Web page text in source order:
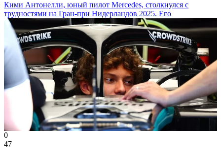
Кими Антонелли, юный пилот Mercedes, столкнулся с
трудностями на Гран-при Нидерландов 2025. Его
0
47